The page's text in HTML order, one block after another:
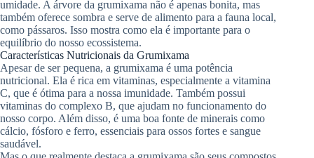
umidade. A árvore da grumixama não é apenas bonita, mas
também oferece sombra e serve de alimento para a fauna local,
como pássaros. Isso mostra como ela é importante para o
equilíbrio do nosso ecossistema.
Características Nutricionais da Grumixama
Apesar de ser pequena, a grumixama é uma potência
nutricional. Ela é rica em vitaminas, especialmente a vitamina
C, que é ótima para a nossa imunidade. Também possui
vitaminas do complexo B, que ajudam no funcionamento do
nosso corpo. Além disso, é uma boa fonte de minerais como
cálcio, fósforo e ferro, essenciais para ossos fortes e sangue
saudável.